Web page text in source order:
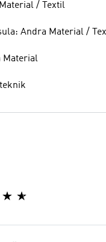
/ Textil
Andra Material /
Material